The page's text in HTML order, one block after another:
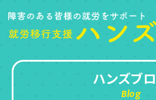
ハンズブ
Blog